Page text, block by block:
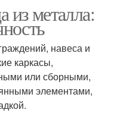
из металла:
навеса и
каркасы,
или сборными,
элементами,